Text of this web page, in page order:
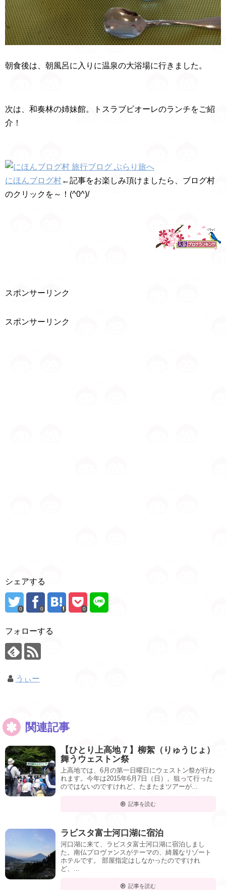
朝食後は、朝風呂に入りに温泉の大浴場に行きました。
次は、和奏林の姉妹館。トスラブビオーレのランチをご紹
介！
にほんブログ村←記事をお楽しみ頂けましたら、ブログ村
のクリックを～！(^0^)/
スポンサーリンク
スポンサーリンク
シェアする
0 0 0
フォローする
うぃー
関連記事
【ひとり上高地７】柳絮（りゅうじょ）
舞うウェストン祭
上高地では、6月の第一日曜日にウェストン祭が行わ
れます。今年は2015年6月7日（日）。狙って行った
のではないのですけれど、たまたまツアーが...
記事を読む
ラビスタ富士河口湖に宿泊
河口湖に来て、ラビスタ富士河口湖に宿泊しまし
た。南仏プロヴァンスがテーマの、綺麗なリゾート
ホテルです。 部屋指定はしなかったのですけれ
ど、...
記事を読む